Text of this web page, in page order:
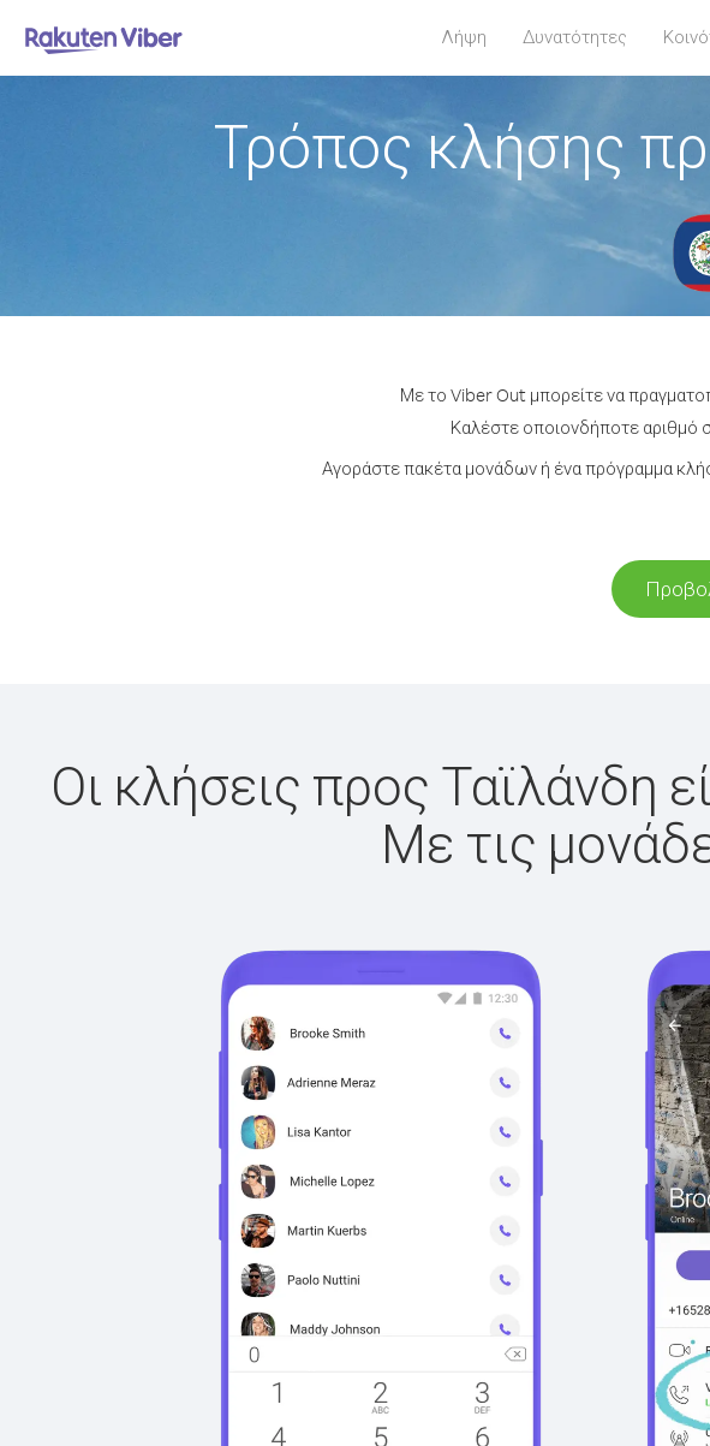
Λήψη Δυνατότητες
Τρόπος κλήσης
Με το Viber Out μπορείτε να
Καλέστε οποιονδήποτε αριθμό
Αγοράστε πακέτα μονάδων ή ένα πρόγραμμα
Οι κλήσεις προς Ταϊλάνδη
Με τις